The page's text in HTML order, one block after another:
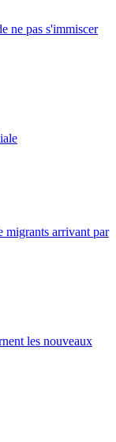
ne pas s'immiscer
migrants arrivant par
les nouveaux